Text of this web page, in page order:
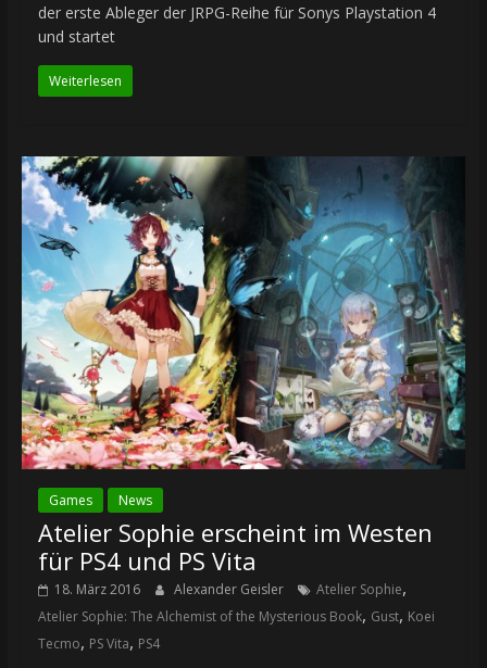
der erste Ableger der JRPG-Reihe für Sonys Playstation 4
und startet
Weiterlesen
Games News
Atelier Sophie erscheint im Westen
für PS4 und PS Vita
18. März 2016 Alexander Geisler Atelier Sophie,
Atelier Sophie: The Alchemist of the Mysterious Book, Gust, Koei
Tecmo, PS Vita, PS4